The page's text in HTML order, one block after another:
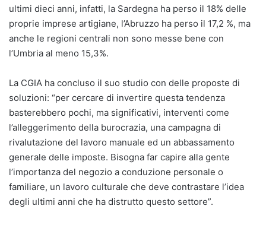
ultimi dieci anni, infatti, la Sardegna ha perso il 18% delle
proprie imprese artigiane, l’Abruzzo ha perso il 17,2 %, ma
anche le regioni centrali non sono messe bene con
l’Umbria al meno 15,3%.
La CGIA ha concluso il suo studio con delle proposte di
soluzioni: “per cercare di invertire questa tendenza
basterebbero pochi, ma significativi, interventi come
l’alleggerimento della burocrazia, una campagna di
rivalutazione del lavoro manuale ed un abbassamento
generale delle imposte. Bisogna far capire alla gente
l’importanza del negozio a conduzione personale o
familiare, un lavoro culturale che deve contrastare l’idea
degli ultimi anni che ha distrutto questo settore”.